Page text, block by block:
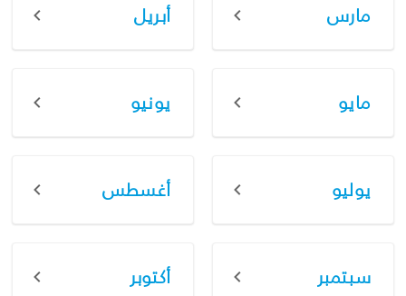
مارس أبريل
مايو يونيو
يوليو أغسطس
سبتمبر أكتوبر